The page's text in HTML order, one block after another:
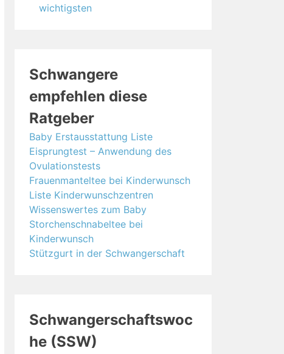
wichtigsten
Schwangere
empfehlen diese
Ratgeber
Baby Erstausstattung Liste
Eisprungtest – Anwendung des
Ovulationstests
Frauenmanteltee bei Kinderwunsch
Liste Kinderwunschzentren
Wissenswertes zum Baby
Storchenschnabeltee bei
Kinderwunsch
Stützgurt in der Schwangerschaft
Schwangerschaftswoc
he (SSW)